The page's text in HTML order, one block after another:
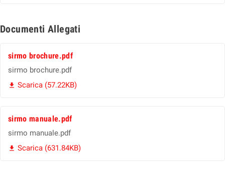
Documenti Allegati
sirmo brochure.pdf
sirmo brochure.pdf
 Scarica (57.22KB)
sirmo manuale.pdf
sirmo manuale.pdf
 Scarica (631.84KB)